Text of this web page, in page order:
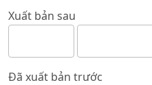
Xuất bản sau
Đã xuất bản trước